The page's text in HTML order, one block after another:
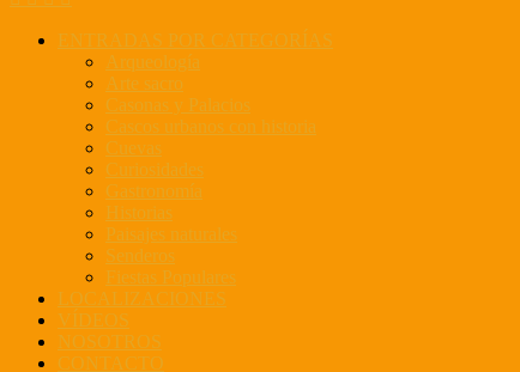
ENTRADAS POR CATEGORÍAS
Arqueología
Arte sacro
Casonas y Palacios
Cascos urbanos con historia
Cuevas
Curiosidades
Gastronomía
Historias
Paisajes naturales
Senderos
Fiestas Populares
LOCALIZACIONES
VÍDEOS
NOSOTROS
CONTACTO